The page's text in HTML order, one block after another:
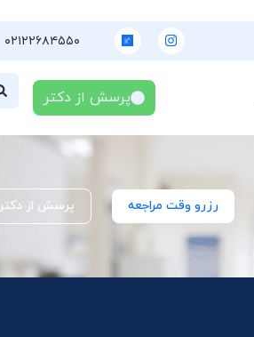
۰۲۱۲۲۶۸۴۵۵۰
پرسش از دکتر
رزرو وقت مراجعه پرسش از دکتر